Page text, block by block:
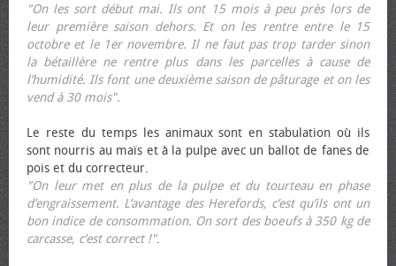
"On les sort début mai. Ils ont 15 mois à peu près lors de
leur première saison dehors. Et on les rentre entre le 15
octobre et le 1er novembre. Il ne faut pas trop tarder sinon
la bétaillère ne rentre plus dans les parcelles à cause de
l’humidité. Ils font une deuxième saison de pâturage et on les
vend à 30 mois".
Le reste du temps les animaux sont en stabulation où ils
sont nourris au maïs et à la pulpe avec un ballot de fanes de
pois et du correcteur.
"On leur met en plus de la pulpe et du tourteau en phase
d’engraissement. L’avantage des Herefords, c’est qu’ils ont un
bon indice de consommation. On sort des bœufs à 350 kg de
carcasse, c’est correct !".